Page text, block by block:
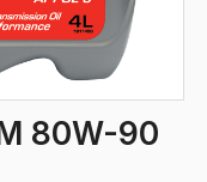
80W-90